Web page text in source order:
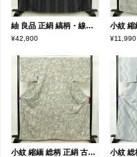
紬 良品 正絹 縞柄・線柄 袷仕立て 身丈162cm 裄丈67cm 着物 つむぎ 青・紺
¥42,800 ¥11,990
小紋 縮緬 総柄 正絹 古典柄 袷仕立て 身丈164.5cm 裄丈67cm リサイクル着物 着物 緑・うぐいす色